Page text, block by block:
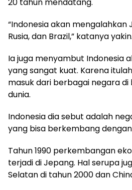
“Indonesia akan mengalahkan
Rusia, dan Brazil,” katanya yakin.
Ia juga menyambut Indonesia
yang sangat kuat. Karena
masuk dari berbagai negara
dunia.
Indonesia dia sebut adalah
yang bisa berkembang
Tahun 1990 perkembangan
terjadi di Jepang. Hal serupa
Selatan di tahun 2000 dan